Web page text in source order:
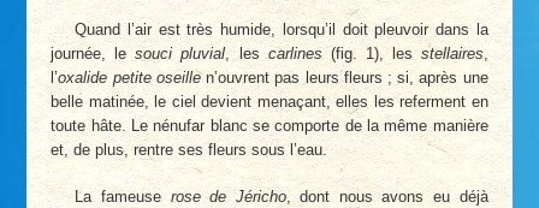
Quand l’air est très humide, lorsqu’il doit pleuvoir dans la
journée, lesouci pluvial, lescarlines(fig. 1), lesstellaires,
l’oxalide petite oseillen’ouvrent pas leurs fleurs ; si, après une
belle matinée, le ciel devient menaçant, elles les referment en
toute hâte. Le nénufar blanc se comporte de la même manière
et, de plus, rentre ses fleurs sous l’eau.
La fameuserose de Jéricho, dont nous avons eu déjà